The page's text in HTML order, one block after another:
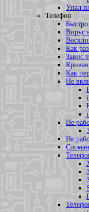
Упал
Телефон
Быстро
Вирус
Как
Завис
Как
Не
Не
Не